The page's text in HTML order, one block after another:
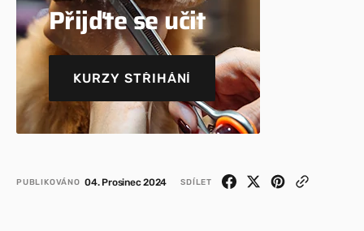
Přijďte se učit
KURZY STŘIHÁNÍ
PUBLIKOVÁNO 04. Prosinec 2024 SDÍLET